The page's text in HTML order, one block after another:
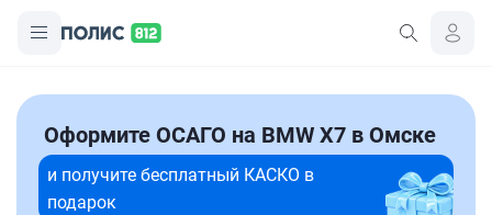
Оформите ОСАГО на BMW X7 в Омске
и получите бесплатный КАСКО в
подарок